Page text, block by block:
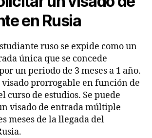
en Rusia
ruso se expide como un
única que se concede
un periodo de 3 meses a 1 año.
visado prorrogable en función de
curso de estudios. Se puede
visado de entrada múltiple
meses de la llegada del